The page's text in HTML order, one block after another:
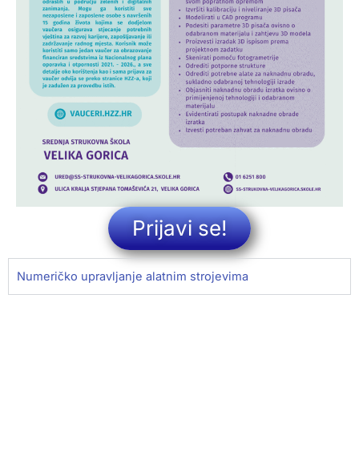
Prijavi se!
Numeričko upravljanje alatnim strojevima